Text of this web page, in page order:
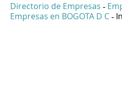
Directorio de Empresas -
Empresas en BOGOTA D C -